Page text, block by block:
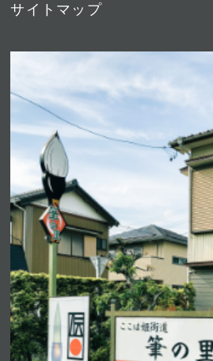
サイトマップ